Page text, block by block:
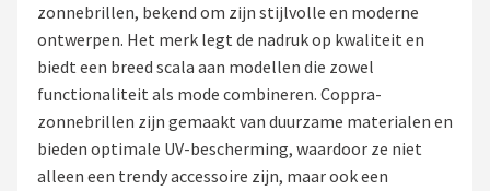
Zonnebrillen
Shop
POPULAIRE MERKEN
zonnebrillen, bekend om zijn stijlvolle en moderne
ontwerpen. Het merk legt de nadruk op kwaliteit en
biedt een breed scala aan modellen die zowel
functionaliteit als mode combineren. Coppra-
zonnebrillen zijn gemaakt van duurzame materialen en
bieden optimale UV-bescherming, waardoor ze niet
alleen een trendy accessoire zijn, maar ook een